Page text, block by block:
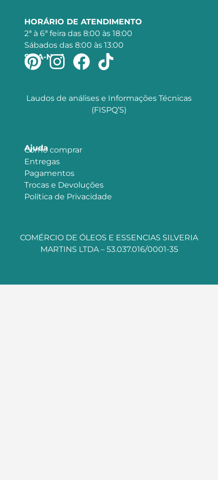
HORÁRIO DE ATENDIMENTO
2ª à 6ª feira das 8:00 às 18:00
Sábados das 8:00 às 13:00
SIGA-NOS
Laudos de análises e Informações Técnicas
(FISPQ’S)
Ajuda
Como comprar
Entregas
Pagamentos
Trocas e Devoluções
Política de Privacidade
COMÉRCIO DE ÓLEOS E ESSENCIAS SILVERIA
MARTINS LTDA – 53.037.016/0001-35